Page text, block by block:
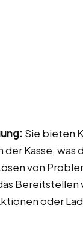
Sie bieten
der Kasse, was
von
oder